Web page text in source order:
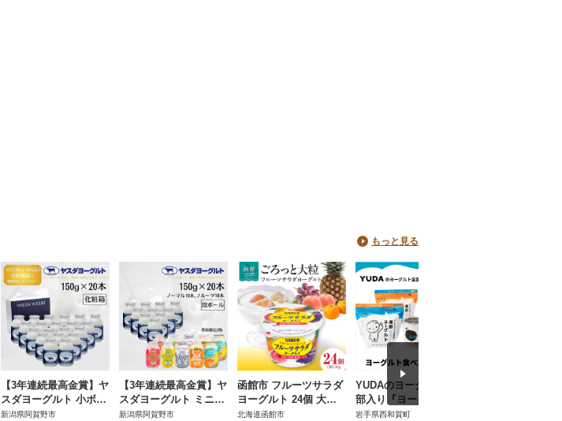
もっと見る
【3年連続最高金賞】ヤ
スダヨーグルト 小ボト
ル 150g×20本セット
新潟県阿賀野市
【3年連続最高金賞】ヤ
スダヨーグルト ミニミ
ニお試しセット 小ボト
新潟県阿賀野市
函館市 フルーツサラダ
ヨーグルト 24個 大粒
果肉入り 生乳使用 クリ
北海道函館市
YUDAのヨーグルト全
部入り『ヨーグルト食
べ比べセット』(湯田ヨ
岩手県西和賀町